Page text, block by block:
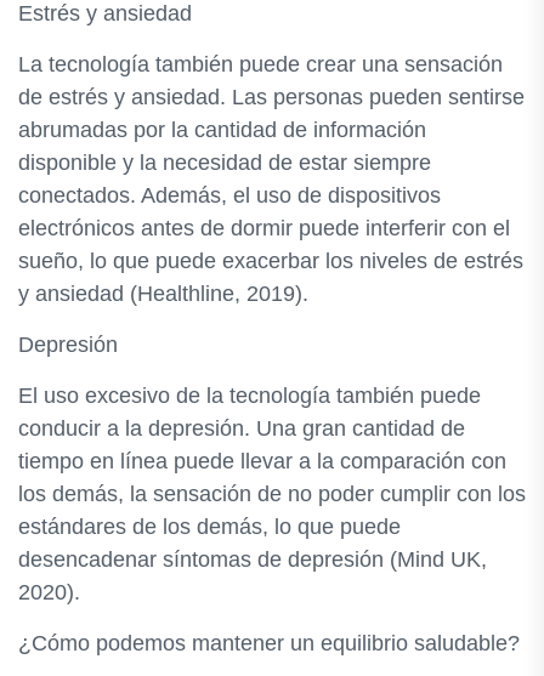
Estrés y ansiedad
La tecnología también puede crear una sensación
de estrés y ansiedad. Las personas pueden sentirse
abrumadas por la cantidad de información
disponible y la necesidad de estar siempre
conectados. Además, el uso de dispositivos
electrónicos antes de dormir puede interferir con el
sueño, lo que puede exacerbar los niveles de estrés
y ansiedad (Healthline, 2019).
Depresión
El uso excesivo de la tecnología también puede
conducir a la depresión. Una gran cantidad de
tiempo en línea puede llevar a la comparación con
los demás, la sensación de no poder cumplir con los
estándares de los demás, lo que puede
desencadenar síntomas de depresión (Mind UK,
2020).
¿Cómo podemos mantener un equilibrio saludable?